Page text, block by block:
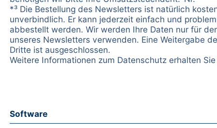
*³ Die Bestellung des Newsletters ist natürlich
unverbindlich. Er kann jederzeit einfach und
abbestellt werden. Wir werden Ihre Daten nur für
unseres Newsletters verwenden. Eine Weitergabe
Dritte ist ausgeschlossen.
Weitere Informationen zum Datenschutz erhalten
Software